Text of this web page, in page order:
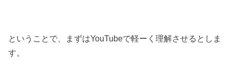
ということで、まずはYouTubeで軽ーく理解させるとしま
す。